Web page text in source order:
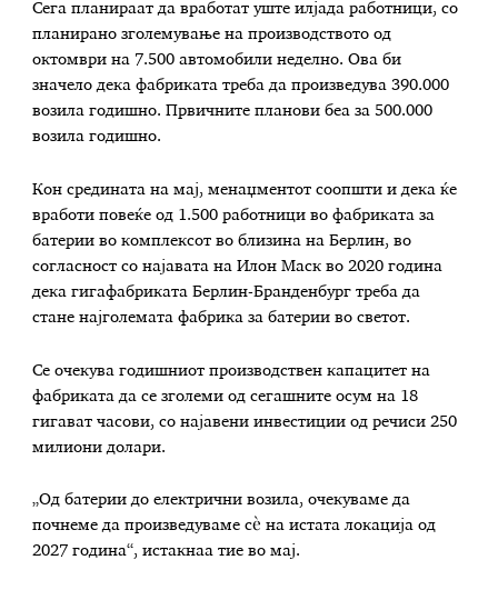
Сега планираат да вработат уште илјада работници, со
планирано зголемување на производството од
октомври на 7.500 автомобили неделно. Ова би
значело дека фабриката треба да произведува 390.000
возила годишно. Првичните планови беа за 500.000
возила годишно.
Кон средината на мај, менаџментот соопшти и дека ќе
вработи повеќе од 1.500 работници во фабриката за
батерии во комплексот во близина на Берлин, во
согласност со најавата на Илон Маск во 2020 година
дека гигафабриката Берлин-Бранденбург треба да
стане најголемата фабрика за батерии во светот.
Се очекува годишниот производствен капацитет на
фабриката да се зголеми од сегашните осум на 18
гигават часови, со најавени инвестиции од речиси 250
милиони долари.
„Од батерии до електрични возила, очекуваме да
почнеме да произведуваме сè на истата локација од
2027 година“, истакнаа тие во мај.